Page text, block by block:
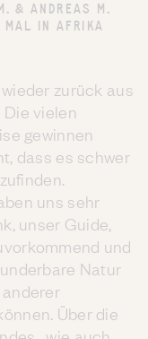
& ANDREAS M.
MAL IN AFRIKA
zurück aus
vielen
gewinnen
dass es schwer
uns sehr
unser Guide,
und
Natur
Über die